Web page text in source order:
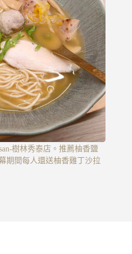
樹林秀泰店。推薦柚香鹽
期間每人還送柚香雞丁沙拉